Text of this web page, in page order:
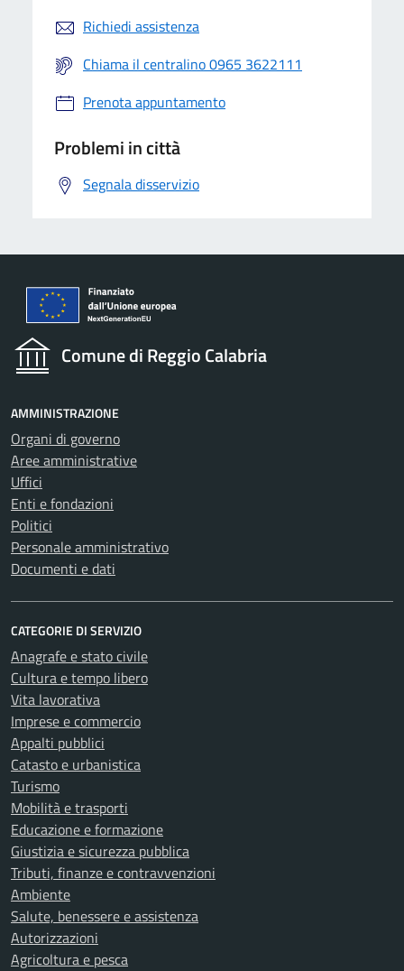
Richiedi assistenza
Chiama il centralino 0965 3622111
Prenota appuntamento
Problemi in città
Segnala disservizio
Comune di Reggio Calabria
AMMINISTRAZIONE
Organi di governo
Aree amministrative
Uffici
Enti e fondazioni
Politici
Personale amministrativo
Documenti e dati
CATEGORIE DI SERVIZIO
Anagrafe e stato civile
Cultura e tempo libero
Vita lavorativa
Imprese e commercio
Appalti pubblici
Catasto e urbanistica
Turismo
Mobilità e trasporti
Educazione e formazione
Giustizia e sicurezza pubblica
Tributi, finanze e contravvenzioni
Ambiente
Salute, benessere e assistenza
Autorizzazioni
Agricoltura e pesca